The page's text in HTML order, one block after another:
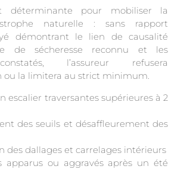
déterminante pour mobiliser la
naturelle : sans rapport
démontrant le lien de causalité
de sécheresse reconnu et les
l’assureur refusera
ou la limitera au strict minimum.
escalier traversantes supérieures à 2
des seuils et désaffleurement des
des dallages et carrelages intérieurs
apparus ou aggravés après un été